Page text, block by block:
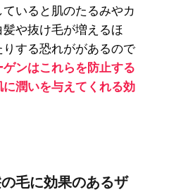
いると肌のたるみやカ
や抜け毛が増えるほ
する恐れががあるので
ンはこれらを防止する
潤いを与えてくれる効
毛に効果のあるザ